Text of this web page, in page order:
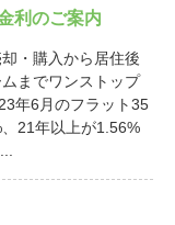
利のご案内
・購入から居住後
までワンストップ
年6月のフラット35
21年以上が1.56%